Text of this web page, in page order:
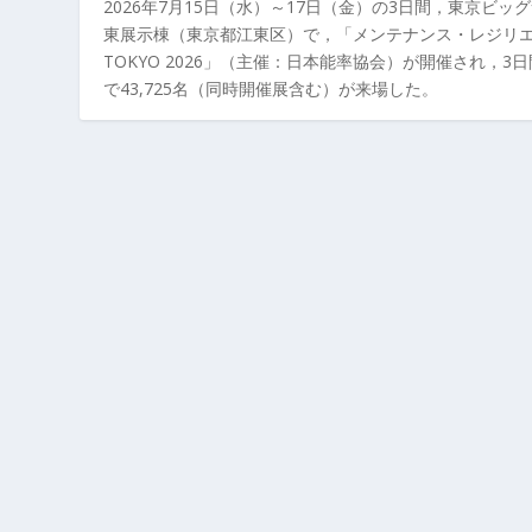
2026年7月15日（水）～17日（金）の3日間，東京ビッ
東展示棟（東京都江東区）で，「メンテナンス・レジリ
TOKYO 2026」（主催：日本能率協会）が開催され，3
で43,725名（同時開催展含む）が来場した。